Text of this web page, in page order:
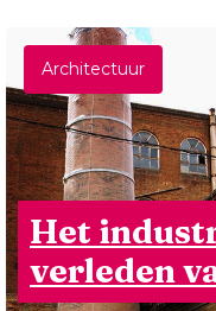
Architectuur
Het
verleden